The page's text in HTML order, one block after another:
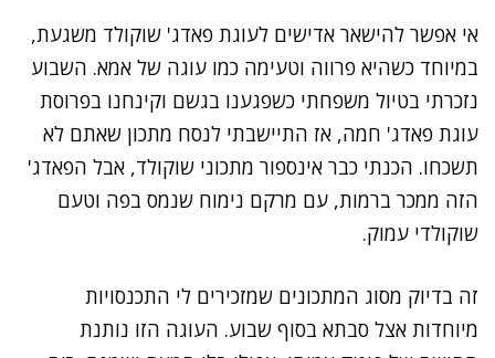
אי אפשר להישאר אדישים לעוגת פאדג' שוקולד משגעת,
במיוחד כשהיא פרווה וטעימה כמו עוגה של אמא. השבוע
נזכרתי בטיול משפחתי כשפגענו בגשם וקינחנו בפרוסת
עוגת פאדג' חמה, אז התיישבתי לנסח מתכון שאתם לא
תשכחו. הכנתי כבר אינספור מתכוני שוקולד, אבל הפאדג'
הזה ממכר ברמות, עם מרקם נימוח שנמס בפה וטעם
שוקולדי עמוק.
זה בדיוק מסוג המתכונים שמזכירים לי התכנסויות
מיוחדות אצל סבתא בסוף שבוע. העוגה הזו נותנת